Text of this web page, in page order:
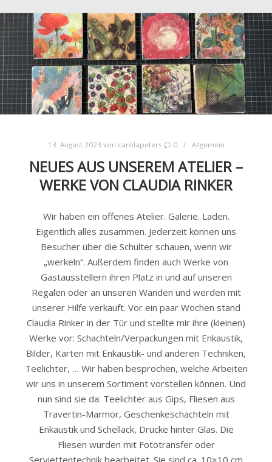
13. August 2023 von carolapeters 0 Allgemein
NEUES AUS UNSEREM ATELIER –
WERKE VON CLAUDIA RINKER
Wir haben ein offenes Atelier. Galerie. Laden.
Eigentlich alles zusammen. Jederzeit können uns
Besucher über die Schulter schauen, wenn wir
„werkeln“. Außerdem finden auch Werke von
Gastausstellern ihren Platz in und auf unseren
Regalen oder an unseren Wänden und werden mit
unserer Hilfe verkauft. Vor ein paar Wochen stand
Claudia Rinker in der Tür und stellte mir ihre (kleinen)
Werke vor: Schachteln/Verpackungen mit Enkaustik,
Bilder, Karten mit Enkaustik- und anderen Techniken,
Teelichter, … Wir haben besprochen, welche Arbeiten
wir uns in unserem Sortiment vorstellen können. Und
nun sind sie da: Teelichter aus Gips, Fliesen aus
Travertin-Marmor, Geschenkeschachteln mit
Enkaustik und Schellack, Drucke hinter Glas. Die
Fliesen wurden mit Fototransfer oder